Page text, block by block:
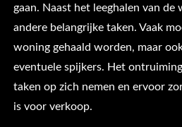
gaan. Naast het leeghalen van de
andere belangrijke taken. Vaak
woning gehaald worden, maar
eventuele spijkers. Het
taken op zich nemen en ervoor
is voor verkoop.